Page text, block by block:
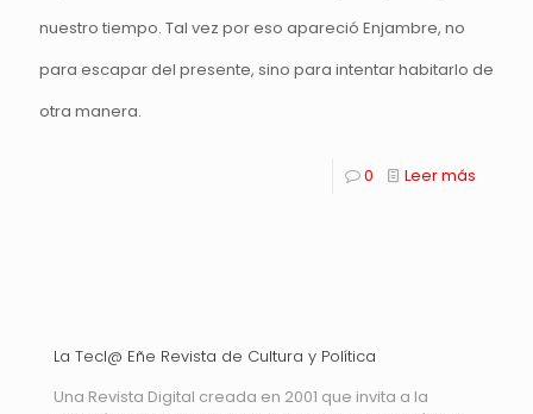
nuestro tiempo. Tal vez por eso apareció Enjambre, no
para escapar del presente, sino para intentar habitarlo de
otra manera.
0 Leer más
La Tecl@ Eñe Revista de Cultura y Política
Una Revista Digital creada en 2001 que invita a la